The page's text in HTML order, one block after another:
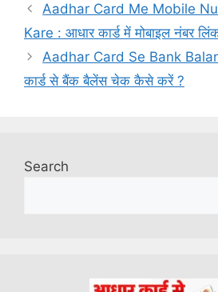
Aadhar Card Me Mobile
Kare : आधार कार्ड में मोबाइल नंबर
Aadhar Card Se Bank
कार्ड से बैंक बैलेंस चेक कैसे करें ?
Search